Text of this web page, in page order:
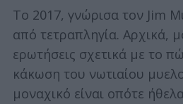
Το 2017, γνώρισα τον Jim
από τετραπληγία. Αρχικά,
ερωτήσεις σχετικά με το
κάκωση του νωτιαίου
μοναχικό είναι οπότε
S
e
r
c